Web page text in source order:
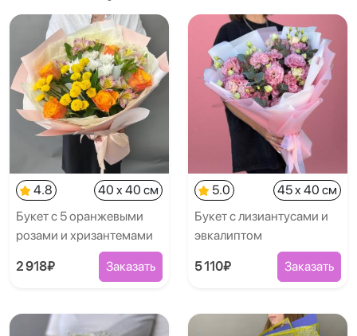
4.8
40 x 40 см
Букет с 5 оранжевыми
розами и хризантемами
2 918₽ Заказать
5.0
45 x 40 см
Букет с лизиантусами и
эвкалиптом
5 110₽ Заказать